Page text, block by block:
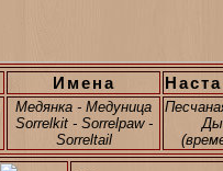
Имена
Медянка - Медуница
Sorrelkit - Sorrelpaw -
Sorreltail